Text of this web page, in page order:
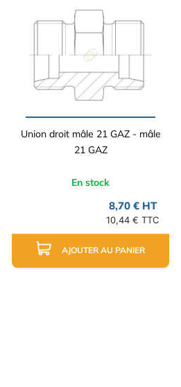
Union droit mâle 21 GAZ - mâle
21 GAZ
En stock
8,70 € HT
10,44 € TTC
AJOUTER AU PANIER